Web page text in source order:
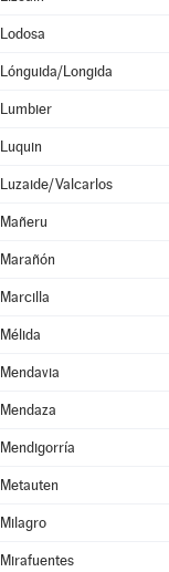
Lodosa
Lónguida/Longida
Lumbier
Luquin
Luzaide/Valcarlos
Mañeru
Marañón
Marcilla
Mélida
Mendavia
Mendaza
Mendigorría
Metauten
Milagro
Mirafuentes